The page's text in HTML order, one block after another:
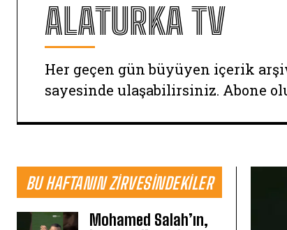
ALATURKA TV
Her geçen gün büyüyen içerik
sayesinde ulaşabilirsiniz. Abone
BU HAFTANIN ZIRVESINDEKILER
Mohamed Salah’ın,